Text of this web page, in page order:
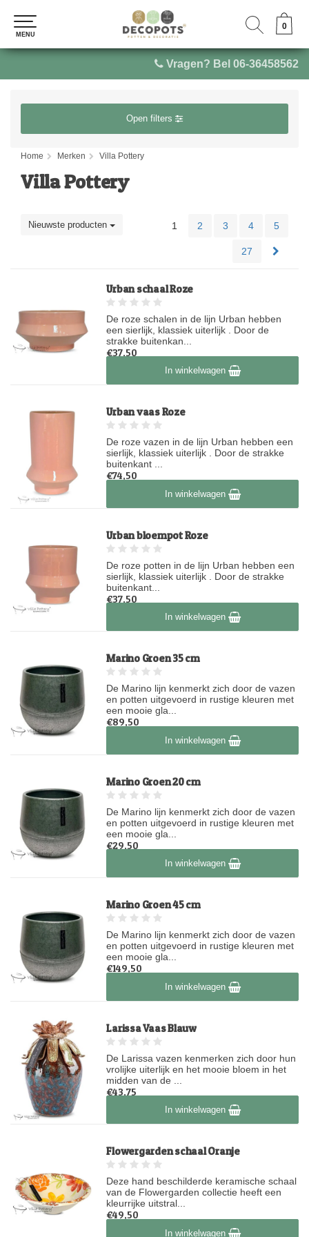
Vragen? Bel 06-36458562
0
MENU
0
MENU
Open filters
Home Merken Villa Pottery
Villa Pottery
Nieuwste producten 1 2 3 4 5
27
Urban schaal Roze
De roze schalen in de lijn Urban hebben
een sierlijk, klassiek uiterlijk . Door de
strakke buitenkan...
€37,50
Op voorraadIn winkelwagen
Urban vaas Roze
De roze vazen in de lijn Urban hebben een
sierlijk, klassiek uiterlijk . Door de strakke
buitenkant ...
€74,50
Op voorraadIn winkelwagen
Urban bloempot Roze
De roze potten in de lijn Urban hebben een
sierlijk, klassiek uiterlijk . Door de strakke
buitenkant...
€37,50
Op voorraadIn winkelwagen
Marino Groen 35 cm
De Marino lijn kenmerkt zich door de vazen
en potten uitgevoerd in rustige kleuren met
een mooie gla...
€89,50
Op voorraadIn winkelwagen
Marino Groen 20 cm
De Marino lijn kenmerkt zich door de vazen
en potten uitgevoerd in rustige kleuren met
een mooie gla...
€29,50
Op voorraadIn winkelwagen
Marino Groen 45 cm
De Marino lijn kenmerkt zich door de vazen
en potten uitgevoerd in rustige kleuren met
een mooie gla...
€149,50
Op voorraadIn winkelwagen
Larissa Vaas Blauw
De Larissa vazen kenmerken zich door hun
vrolijke uiterlijk en het mooie bloem in het
midden van de ...
€43,75
Op voorraadIn winkelwagen
Flowergarden schaal Oranje
Deze hand beschilderde keramische schaal
van de Flowergarden collectie heeft een
kleurrijke uitstral...
€49,50
Op voorraadIn winkelwagen